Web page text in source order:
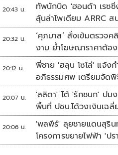
20:43 น.
ทัพนักบิด 'ฮอนด้า เรซซิ่
ลุ้นล่าโพเดียม ARRC
กา
20:32 น.
‘ศุภมาส’ สั่งเข้มตรวจค
งาม ย้ำโฆษณาราคาต้อ
20:12 น.
พี่ชาย 'ฮลุน โซโล่' แจ้ง
อภิธรรมศพ เตรียมจัด
ส.ค.
20:07 น.
'ลลิดา' โต้ 'รักชนก' ปม
พื้นที่ ปชน.ได้วงเงินเฉ
20:06 น.
'พลพีร์' ลุยชายแดนสุริน
โครงการขยายไฟฟ้า 'ป
เนิน 350'